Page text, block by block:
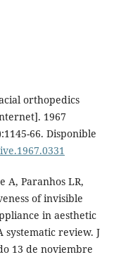
orthopedics
1967
66. Disponible
A, Paranhos LR,
of invisible
in aesthetic
review. J
13 de noviembre